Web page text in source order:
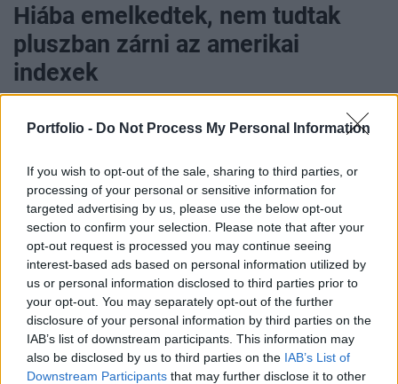
Portfolio - Do Not Process My Personal Information
If you wish to opt-out of the sale, sharing to third parties, or
processing of your personal or sensitive information for
targeted advertising by us, please use the below opt-out
section to confirm your selection. Please note that after your
opt-out request is processed you may continue seeing
interest-based ads based on personal information utilized by
us or personal information disclosed to third parties prior to
your opt-out. You may separately opt-out of the further
disclosure of your personal information by third parties on the
IAB’s list of downstream participants. This information may
also be disclosed by us to third parties on the IAB’s List of
Downstream Participants that may further disclose it to other
Hiába emelkedtek, nem tudtak
pluszban zárni az amerikai
indexek
A Fed tegnapi kamatvágása némi megnyugvást
hozott az amerikai piacokon is, így az irányadó
indexek részben le tudták dolgozni a nap eleji
zuhanást, azonban végül nem sikerült pluszban
zárni, a Dow 128 pontot esett, 1.1%-os mínuszban
fejezte be a napot. Az S&P 500 szintén 1.1%-kal
került lejjebb, a Nasdaq pedig 2%-ot esett. A főbb
ázsiai indexek viszont pluszba fordultak ma
reggel, a Dow futures jelenleg 67 pontos